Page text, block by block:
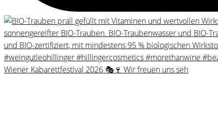
Wiener Kabarettfestival 2026 🎭🍷 Wir freuen uns seh